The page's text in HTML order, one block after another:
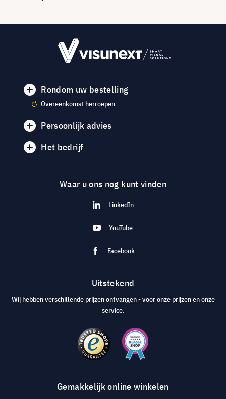
Rondom uw bestelling
Overeenkomst herroepen
Persoonlijk advies
Het bedrijf
Waar u ons nog kunt vinden
LinkedIn
YouTube
Facebook
Uitstekend
Wij hebben verschillende prijzen ontvangen - voor onze prijzen en onze
service.
Gemakkelijk online winkelen